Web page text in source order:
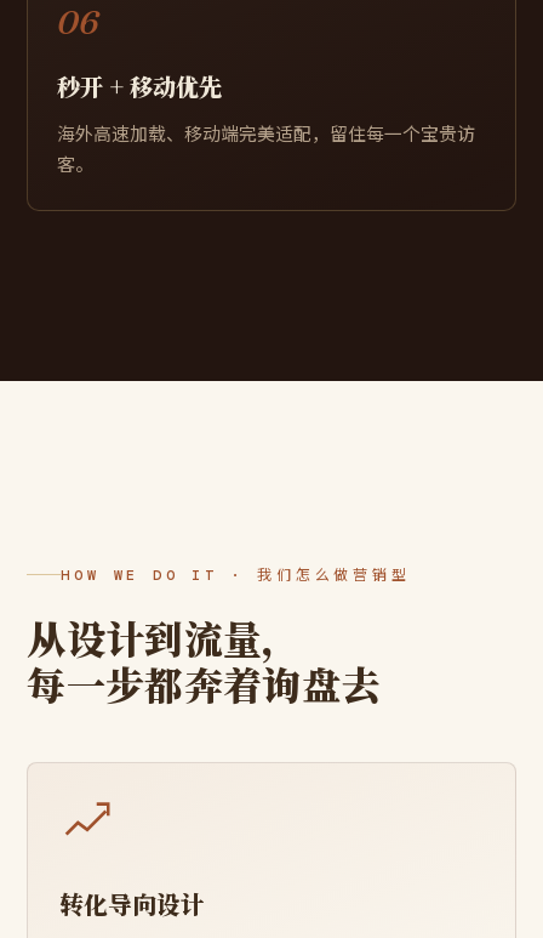
06
秒开 + 移动优先
海外高速加载、移动端完美适配，留住每一个宝贵访
客。
HOW WE DO IT · 我们怎么做营销型
从设计到流量，
每一步都奔着询盘去
转化导向设计